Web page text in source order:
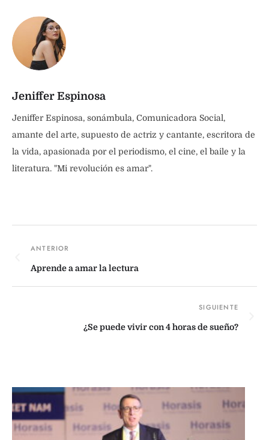
Jeniffer Espinosa
Jeniffer Espinosa, sonámbula, Comunicadora Social,
amante del arte, supuesto de actriz y cantante, escritora de
la vida, apasionada por el periodismo, el cine, el baile y la
literatura. "Mi revolución es amar".
Aprende a amar la lectura
¿Se puede vivir con 4 horas de sueño?